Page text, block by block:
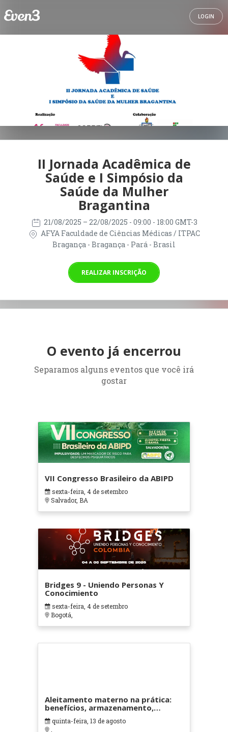
LOGIN
II Jornada Acadêmica de
Saúde e I Simpósio da
Saúde da Mulher
Bragantina
21/08/2025 – 22/08/2025 - 09:00 - 18:00 GMT-3
AFYA Faculdade de Ciências Médicas / ITPAC
Bragança - Bragança - Pará - Brasil
REALIZAR INSCRIÇÃO
O evento já encerrou
Separamos alguns eventos que você irá
gostar
VII Congresso Brasileiro da ABIPD
sexta-feira, 4 de setembro
Salvador, BA
Bridges 9 - Uniendo Personas Y
Conocimiento
sexta-feira, 4 de setembro
Bogotá,
Aleitamento materno na prática:
benefícios, armazenamento,
doação e contraindicações
quinta-feira, 13 de agosto
,